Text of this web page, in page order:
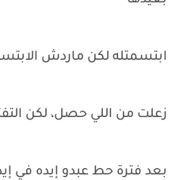
ابتسمتله لكن ماردش
زعلت من اللي حصل، لكن
بعد فترة حط عبدو إيده في